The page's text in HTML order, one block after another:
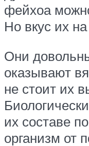
фейхоа
Но вкус их
Они
оказывают
не стоит их
их составе
организм от